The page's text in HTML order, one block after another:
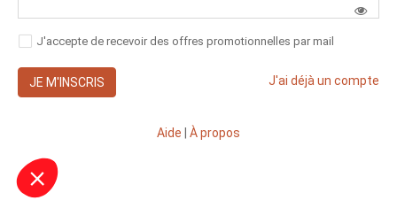
J'accepte de recevoir des offres promotionnelles par mail
JE M'INSCRIS J'ai déjà un compte
Aide À propos